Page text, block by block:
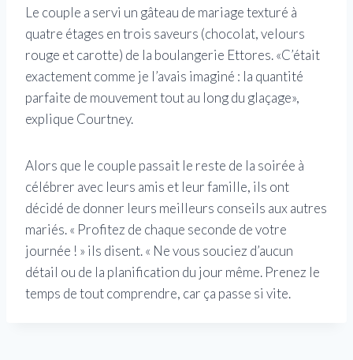
Le couple a servi un gâteau de mariage texturé à
quatre étages en trois saveurs (chocolat, velours
rouge et carotte) de la boulangerie Ettores. «C’était
exactement comme je l’avais imaginé : la quantité
parfaite de mouvement tout au long du glaçage»,
explique Courtney.
Alors que le couple passait le reste de la soirée à
célébrer avec leurs amis et leur famille, ils ont
décidé de donner leurs meilleurs conseils aux autres
mariés. « Profitez de chaque seconde de votre
journée ! » ils disent. « Ne vous souciez d’aucun
détail ou de la planification du jour même. Prenez le
temps de tout comprendre, car ça passe si vite.